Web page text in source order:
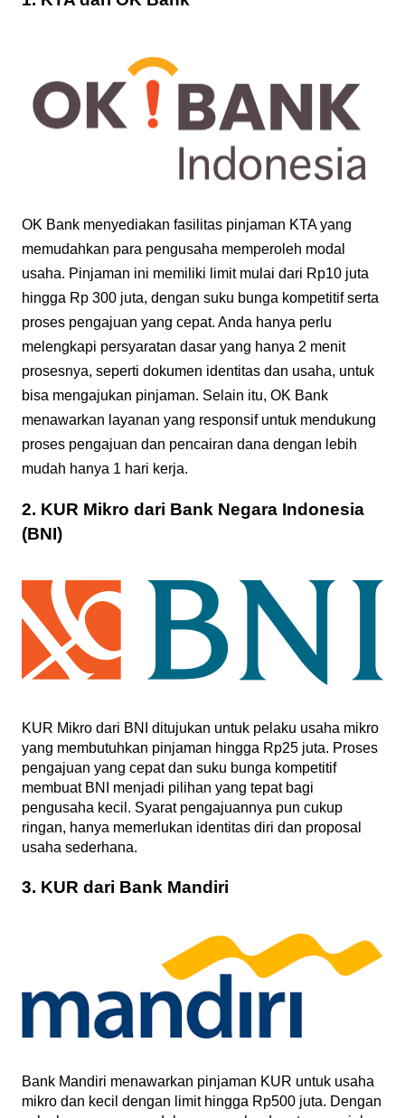
OK Bank menyediakan fasilitas pinjaman KTA yang
memudahkan para pengusaha memperoleh modal
usaha. Pinjaman ini memiliki limit mulai dari Rp10 juta
hingga Rp 300 juta, dengan suku bunga kompetitif serta
proses pengajuan yang cepat. Anda hanya perlu
melengkapi persyaratan dasar yang hanya 2 menit
prosesnya, seperti dokumen identitas dan usaha, untuk
bisa mengajukan pinjaman. Selain itu, OK Bank
menawarkan layanan yang responsif untuk mendukung
proses pengajuan dan pencairan dana dengan lebih
mudah hanya 1 hari kerja.
2. KUR Mikro dari Bank Negara Indonesia
(BNI)
KUR Mikro dari BNI ditujukan untuk pelaku usaha mikro
yang membutuhkan pinjaman hingga Rp25 juta. Proses
pengajuan yang cepat dan suku bunga kompetitif
membuat BNI menjadi pilihan yang tepat bagi
pengusaha kecil. Syarat pengajuannya pun cukup
ringan, hanya memerlukan identitas diri dan proposal
usaha sederhana.
3. KUR dari Bank Mandiri
Bank Mandiri menawarkan pinjaman KUR untuk usaha
mikro dan kecil dengan limit hingga Rp500 juta. Dengan